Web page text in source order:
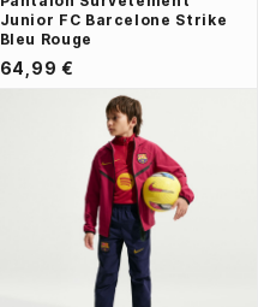
Junior FC Barcelone Strike
Bleu Rouge
64,99 €